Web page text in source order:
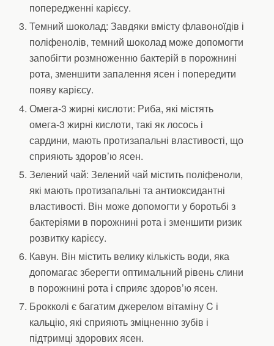
попередженні карієсу.
Темний шоколад: Завдяки вмісту флавоноїдів і
поліфенолів, темний шоколад може допомогти
запобігти розмноженню бактерій в порожнині
рота, зменшити запалення ясен і попередити
появу карієсу.
Омега-3 жирні кислоти: Риба, які містять
омега-3 жирні кислоти, такі як лосось і
сардини, мають протизапальні властивості, що
сприяють здоров’ю ясен.
Зелений чай: Зелений чай містить поліфеноли,
які мають протизапальні та антиоксидантні
властивості. Він може допомогти у боротьбі з
бактеріями в порожнині рота і зменшити ризик
розвитку карієсу.
Кавун. Він містить велику кількість води, яка
допомагає зберегти оптимальний рівень слини
в порожнині рота і сприяє здоров’ю ясен.
Брокколі є багатим джерелом вітаміну C і
кальцію, які сприяють зміцненню зубів і
підтримці здорових ясен.